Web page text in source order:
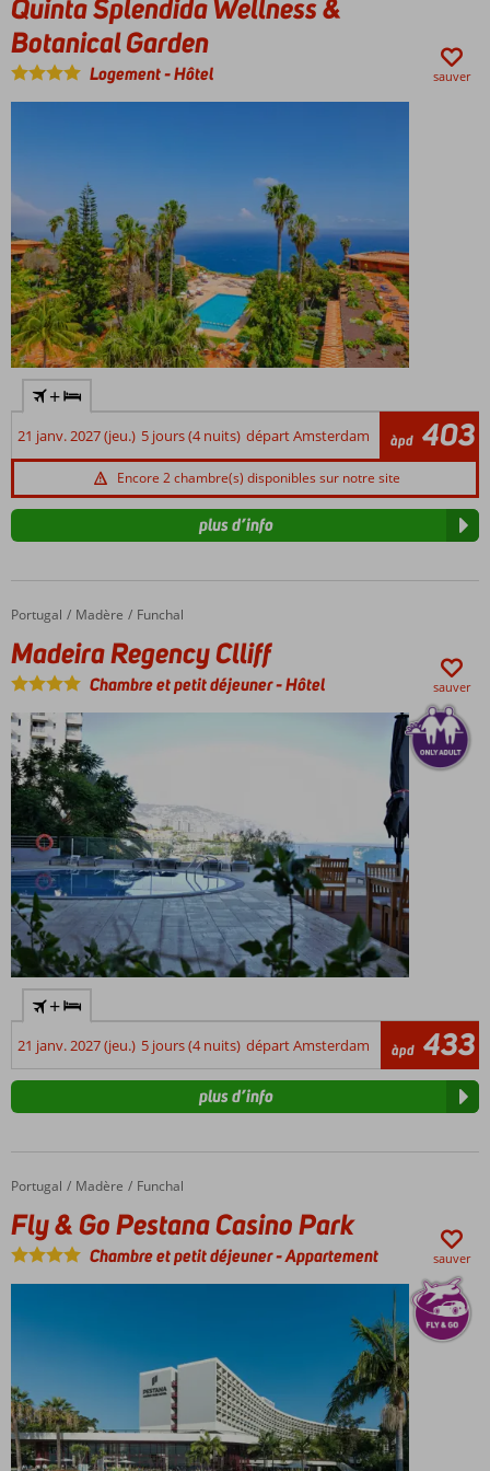
paysage
Détendez-
vous
la riche
histoire de
Machico
Quinta Splendida Wellness &
Botanical Garden
Logement-Hôtel sauver
+
21 janv. 2027 (jeu.) 5 jours (4 nuits) départ Amsterdam àpd 403
Encore 2 chambre(s) disponibles sur notre site
plus d’info
Accueil
Portugal Madère Funchal
Madeira Regency Clliff
Madeira Regency Clliff
Chambre et petit déjeuner-Hôtel sauver
+
21 janv. 2027 (jeu.) 5 jours (4 nuits) départ Amsterdam àpd 433
plus d’info
Accueil
Portugal Madère Funchal
Fly & Go Pestana Casino Park
Fly & Go Pestana Casino Park
Chambre et petit déjeuner-Appartement sauver